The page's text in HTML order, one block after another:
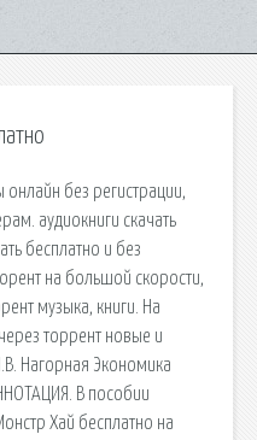
без регистрации,
аудиокниги скачать
бесплатно и без
на большой скорости,
музыка, книги. На
торрент новые и
Нагорная Экономика
В пособии
Хай бесплатно на